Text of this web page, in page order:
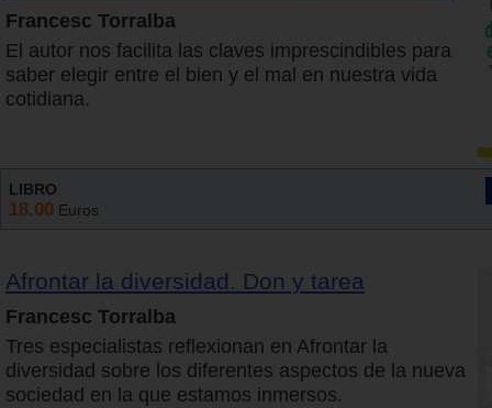
Francesc Torralba
El autor nos facilita las claves imprescindibles para
saber elegir entre el bien y el mal en nuestra vida
cotidiana.
LIBRO
18.00 Euros
Afrontar la diversidad. Don y tarea
Francesc Torralba
Tres especialistas reflexionan en Afrontar la
diversidad sobre los diferentes aspectos de la nueva
sociedad en la que estamos inmersos.